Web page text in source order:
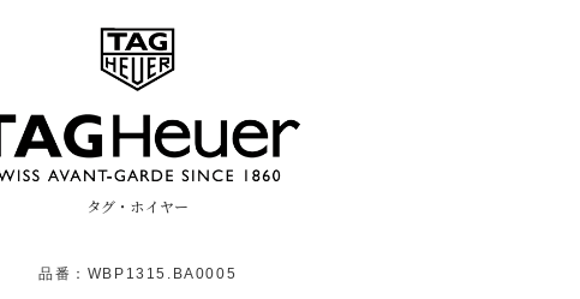
タグ・ホイヤー
品番：WBP1315.BA0005